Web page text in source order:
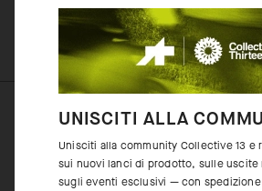
UNISCITI ALLA
Unisciti alla community Collective 13 e
sui nuovi lanci di prodotto, sulle uscite
sugli eventi esclusivi — con